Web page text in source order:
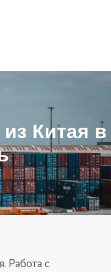
Китая в
Работа с